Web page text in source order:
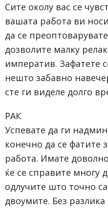
Сите околу вас се
вашата работа ви
да се
дозволите малку
императив. Зафатете
нешто забавно
сте ги виделе долго
РАК
Успевате да ги
конечно да се фатите
работа. Имате
ќе се справите многу
одлучите што точно
двоумите. Без